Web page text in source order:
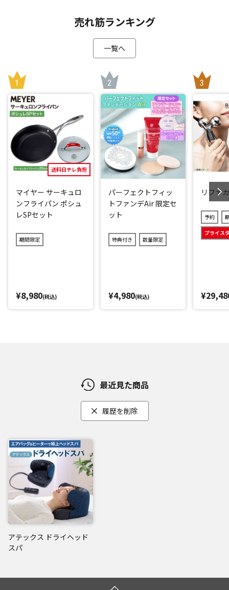
にドライヘッドスパ体験をお楽しみください。
使い方は簡単で本格的ヘッドスパが堪能できます
「アテックス ドライヘッドスパ」は、10分間頭にはめて寝る
だけで簡単にヘッドスパが堪能できます。
頭の自重を利用して使うため、手を使わないフリーハンド設
計です。
調整可能な4つの突起と、合計6つのエアバッグ(側頭部・頭頂
部・後頭部に各2つ)を搭載。
これによりサロンの手の動きを再現しています。
「リフト」と「プレス」の2つのモードに加え、体感強度を5
段階から選択できるため、お好みに合わせたカスタマイズが
可能です。
[1]リフト
サロンで頭を持ち上げる動作を再現。
手のひらをぐぅーっと押す動きに加え、頭を親指で押すイメ
頭部全体に圧力をかけて、頭まわりを心地よい加圧でアプロ
長期間使用していると、頭に触れるもののニオイが気になる
そこで髪や肌がふれる「カバー」は、簡単にファスナーで取
いつでも清潔にお使いいただけます。
売れ筋ランキング
一覧へ
送料日テレ負担
マイヤー サーキュロ
ンフライパン ポシュ
レSPセット
期間限定
¥8,980(税込)
パーフェクトフィッ
トファンデAir 限定セ
ット
特典付き 数量限定
¥4,980(税込)
リファ
予約
プライス
最近見た商品
履歴を削除
アテックス ドライヘッド
スパ